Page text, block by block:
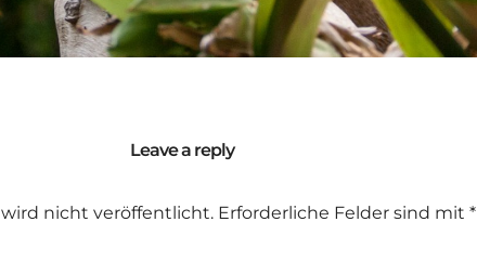
Leave a reply
wird nicht veröffentlicht. Erforderliche Felder sind mit*